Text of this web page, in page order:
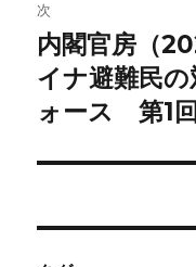
シ
ョ
ン
次
次
の
投
内閣官房（
イナ避難民
ォース 第1